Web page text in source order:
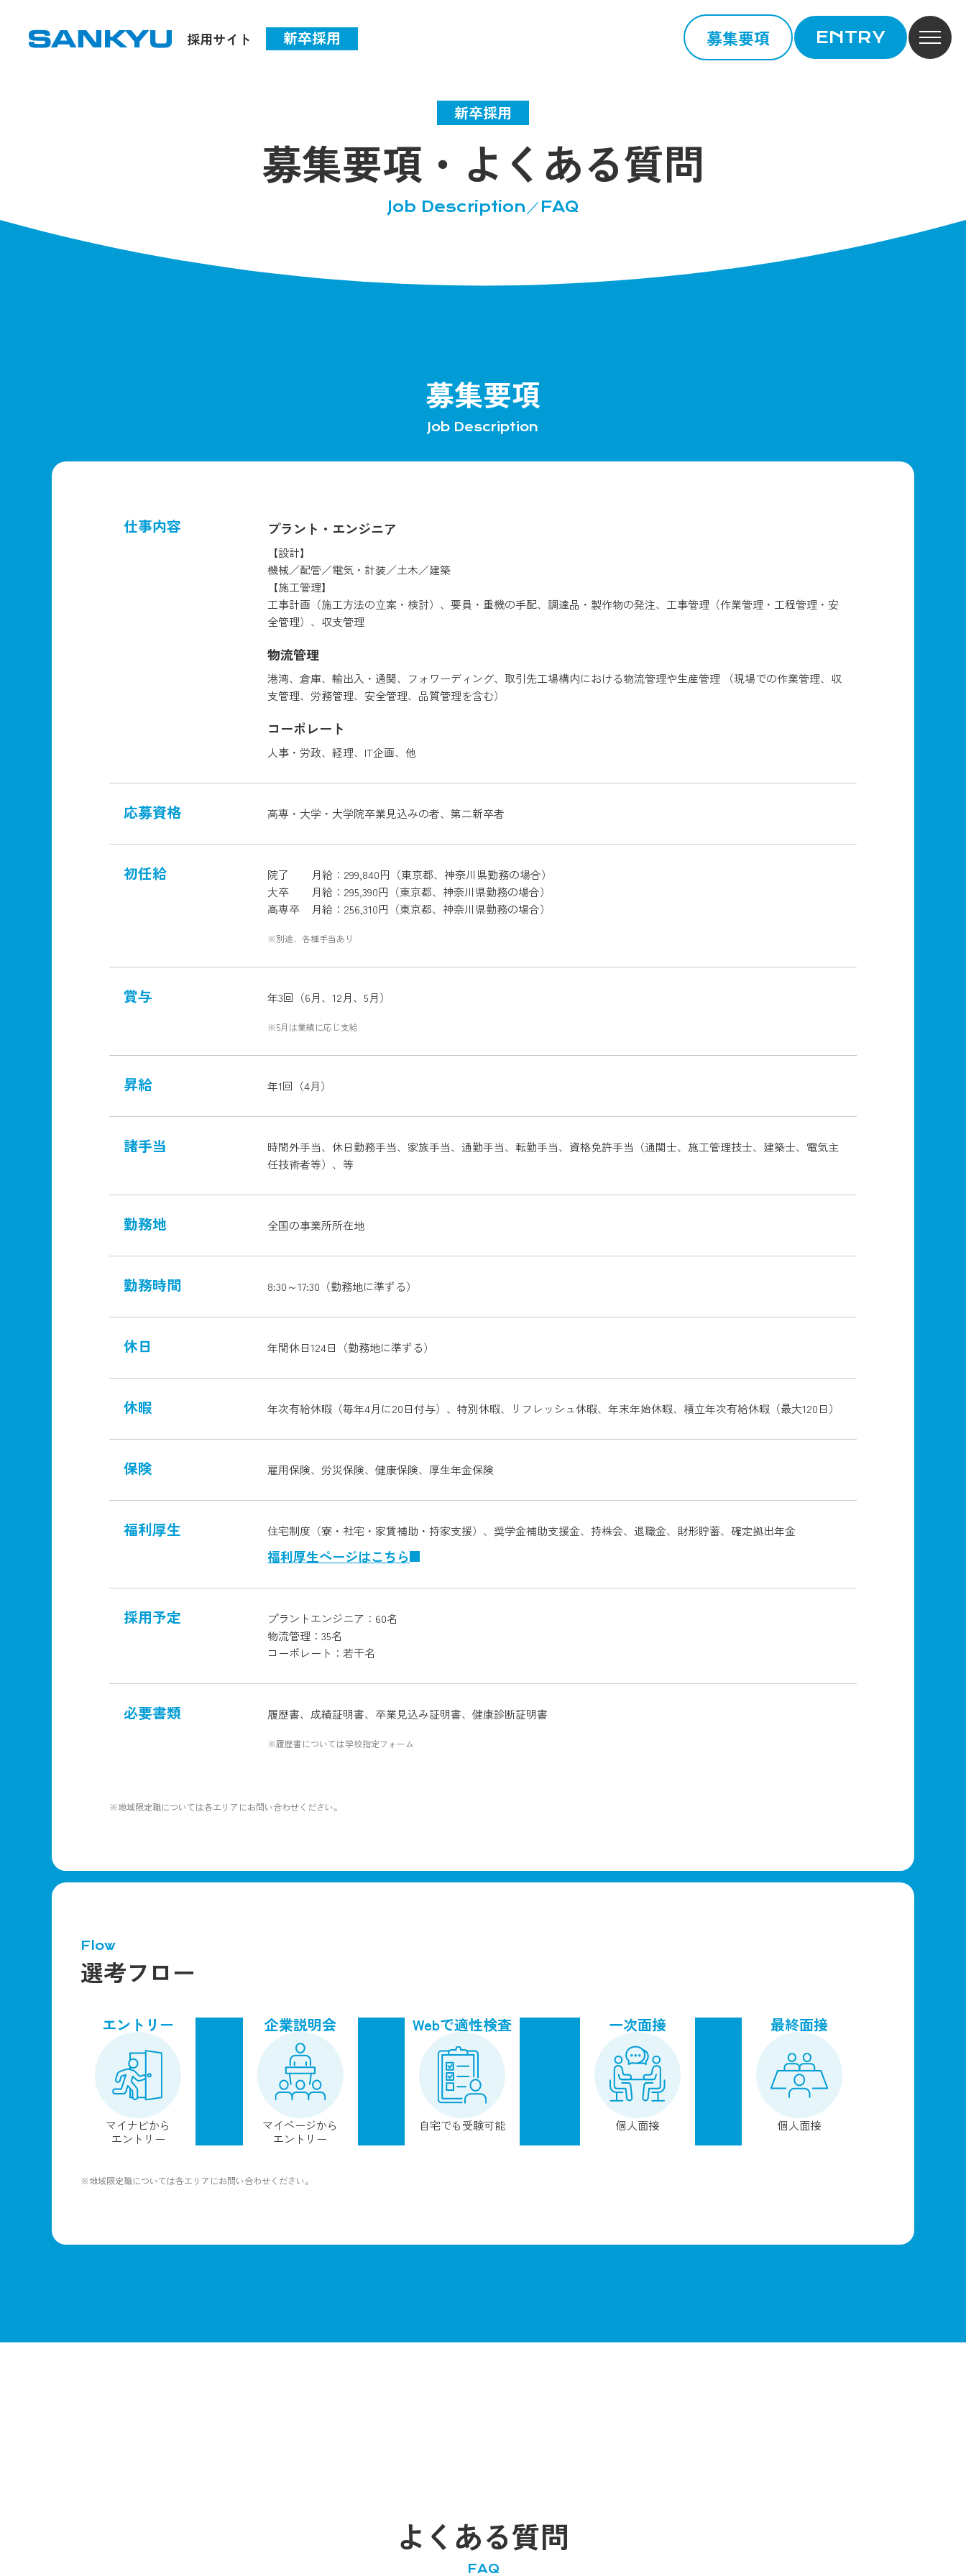
採用サイト 新卒採用 募集要項 ENTRY
新卒採用
募集要項・ よくある質問
Job Description／FAQ
募集要項
Job Description
仕事内容 プラント・エンジニア
【設計】
機械／配管／電気・計装／土木／建築
【施工管理】
工事計画（施工方法の立案・検討）、要員・重機の手配、調達品・製作物の発注、工事管理（作業管理・工程管理・安
全管理）、収支管理
物流管理
港湾、倉庫、輸出入・通関、フォワーディング、取引先工場構内における物流管理や生産管理 （現場での作業管理、収
支管理、労務管理、安全管理、品質管理を含む）
コーポレート
人事・労政、経理、IT企画、他
応募資格 高専・大学・大学院卒業見込みの者、第二新卒者
初任給 院了
月給：299,840円（東京都、神奈川県勤務の場合）
大卒
月給：295,390円（東京都、神奈川県勤務の場合）
高専卒
月給：256,310円（東京都、神奈川県勤務の場合）
※別途、各種手当あり
賞与 年3回（6月、12月、5月）
※5月は業績に応じ支給
昇給 年1回（4月）
諸手当
時間外手当、休日勤務手当、家族手当、通勤手当、転勤手当、資格免許手当（通関士、施工管理技士、建築士、電気主
任技術者等）、等
勤務地 全国の事業所所在地
勤務時間 8:30～17:30（勤務地に準ずる）
休日 年間休日124日（勤務地に準ずる）
休暇 年次有給休暇（毎年4月に20日付与）、特別休暇、リフレッシュ休暇、年末年始休暇、積立年次有給休暇（最大120日）
保険 雇用保険、労災保険、健康保険、厚生年金保険
福利厚生 住宅制度（寮・社宅・家賃補助・持家支援）、奨学金補助支援金、持株会、退職金、財形貯蓄、確定拠出年金
福利厚生ページはこちら
採用予定
プラントエンジニア：60名
物流管理：35名
コーポレート：若干名
必要書類 履歴書、成績証明書、卒業見込み証明書、健康診断証明書
※履歴書については学校指定フォーム
※地域限定職については各エリアにお問い合わせください。
Flow
選考フロー
エントリー
マイナビから
エントリー
企業説明会
マイページから
エントリー
Webで適性検査
自宅でも受験可能
一次面接
個人面接
最終面接
個人面接
※地域限定職については各エリアにお問い合わせください。
よくある質問
FAQ